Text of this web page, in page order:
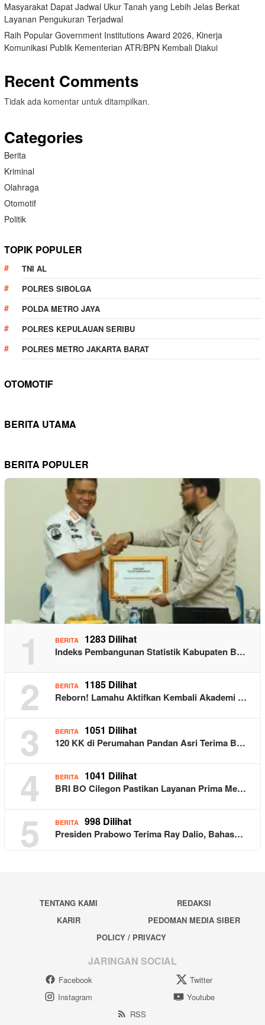
Masyarakat Dapat Jadwal Ukur Tanah yang Lebih Jelas Berkat
Layanan Pengukuran Terjadwal
Raih Popular Government Institutions Award 2026, Kinerja
Komunikasi Publik Kementerian ATR/BPN Kembali Diakui
Recent Comments
Tidak ada komentar untuk ditampilkan.
Categories
Berita
Kriminal
Olahraga
Otomotif
Politik
TOPIK POPULER
TNI AL
POLRES SIBOLGA
POLDA METRO JAYA
POLRES KEPULAUAN SERIBU
POLRES METRO JAKARTA BARAT
OTOMOTIF
BERITA UTAMA
BERITA POPULER
1 BERITA 1283 Dilihat
Indeks Pembangunan Statistik Kabupaten B…
2 BERITA 1185 Dilihat
Reborn! Lamahu Aktifkan Kembali Akademi …
3 BERITA 1051 Dilihat
120 KK di Perumahan Pandan Asri Terima B…
4 BERITA 1041 Dilihat
BRI BO Cilegon Pastikan Layanan Prima Me…
5 BERITA 998 Dilihat
Presiden Prabowo Terima Ray Dalio, Bahas…
TENTANG KAMI
REDAKSI
KARIR
PEDOMAN MEDIA SIBER
POLICY / PRIVACY
JARINGAN SOCIAL
Facebook
Twitter
Instagram
Youtube
RSS